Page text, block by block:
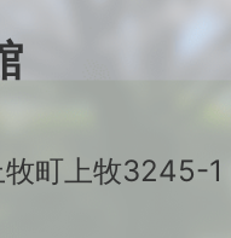
町上牧3245-1